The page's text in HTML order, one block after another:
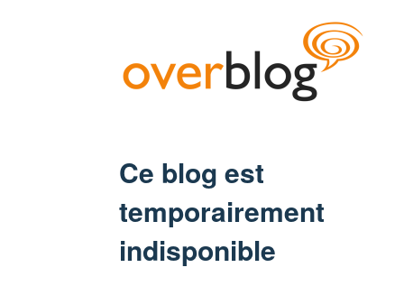
Ce blog est
temporairement
indisponible